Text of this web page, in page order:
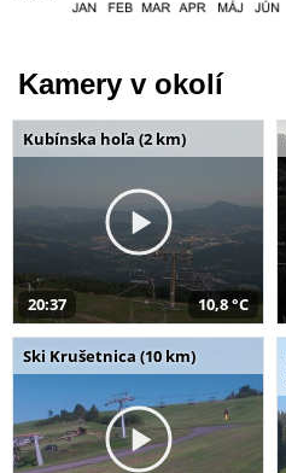
Kamery v okolí
Kubínska hoľa (2 km)
20:37 10,8 °C
Ski Krušetnica (10 km)